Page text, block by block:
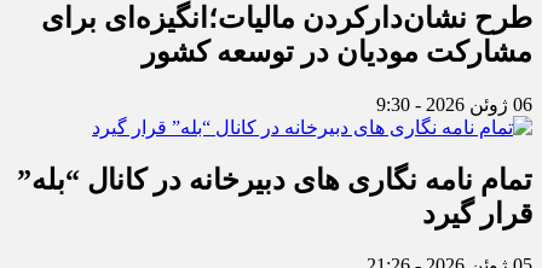
طرح نشان‌دارکردن مالیات؛انگیزه‌ای برای
مشارکت مودیان در توسعه کشور
06 ژوئن 2026 - 9:30
تمام نامه نگاری های دبیرخانه در کانال “بله”
قرار گیرد